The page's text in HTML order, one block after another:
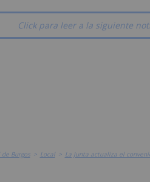
Click para leer a la siguiente
Burgos > Local > La Junta actualiza el